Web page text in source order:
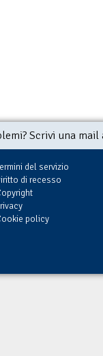
Scrivi una
del servizio
di recesso
policy